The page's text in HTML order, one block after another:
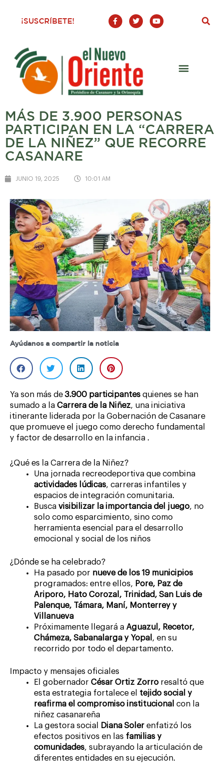
¡SUSCRÍBETE!
F
a
c
o
o
-
T
w
i
Y
o
u
MÁS DE 3.900 PERSONAS
PARTICIPAN EN LA “CARRERA
DE LA NIÑEZ” QUE RECORRE
CASANARE
JUNIO 19, 2025 10:01 AM
Ayúdanos a compartir la noticia
Ya son más de 3.900 participantes quienes se han
sumado a la Carrera de la Niñez, una iniciativa
itinerante liderada por la Gobernación de Casanare
que promueve el juego como derecho fundamental
y factor de desarrollo en la infancia .
¿Qué es la Carrera de la Niñez?
Una jornada recreodeportiva que combina
actividades lúdicas, carreras infantiles y
espacios de integración comunitaria.
Buscavisibilizar la importancia del juego, no
solo como esparcimiento, sino como
herramienta esencial para el desarrollo
emocional y social de los niños
¿Dónde se ha celebrado?
Ha pasado por nueve de los 19 municipios
programados: entre ellos, Pore, Paz de
Ariporo, Hato Corozal, Trinidad, San Luis de
Palenque, Támara, Maní, Monterrey y
Villanueva
Próximamente llegará a Aguazul, Recetor,
Chámeza, Sabanalarga y Yopal , en su
recorrido por todo el departamento.
Impacto y mensajes oficiales
El gobernadorCésar Ortiz Zorro resaltó que
esta estrategia fortalece el tejido social y
reafirma el compromiso institucional con la
niñez casanareña
La gestora social
Diana Soler enfatizó los
efectos positivos en las familias y
comunidades, subrayando la articulación de
diferentes entidades en su ejecución.